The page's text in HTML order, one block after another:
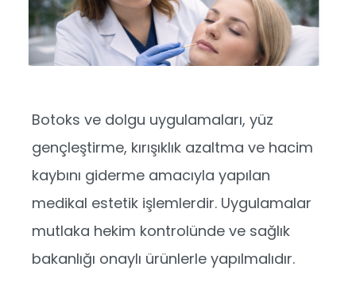
Botoks ve dolgu uygulamaları, yüz
gençleştirme, kırışıklık azaltma ve hacim
kaybını giderme amacıyla yapılan
medikal estetik işlemlerdir. Uygulamalar
mutlaka hekim kontrolünde ve sağlık
bakanlığı onaylı ürünlerle yapılmalıdır.